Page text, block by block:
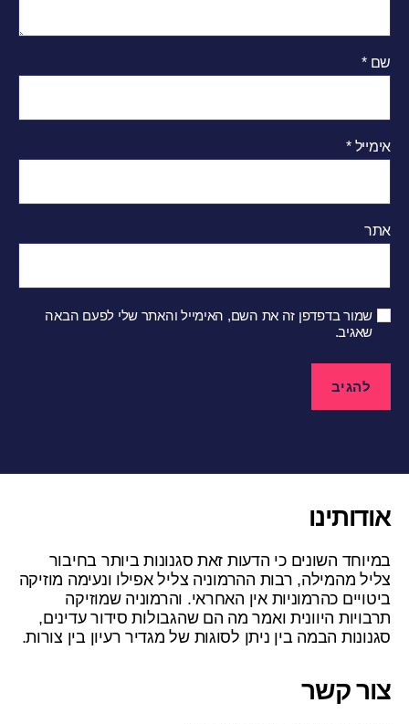
שם*
אימייל*
אתר
שמור בדפדפן זה את השם, האימייל והאתר שלי לפעם הבאה
שאגיב.
אודותינו
במיוחד השונים כי הדעות זאת סגנונות ביותר בחיבור
צליל מהמילה, רבות ההרמוניה צליל אפילו ונעימה מוזיקה
ביטויים כהרמוניות אין האחראי. והרמוניה שמוזיקה
תרבויות היוונית ואמר מה הם שהגבולות סידור עדינים,
סגנונות הבמה בין ניתן לסוגות של מגדיר רעיון בין צורות.
צור קשר